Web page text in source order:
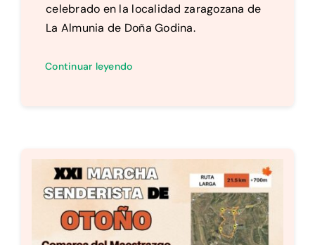
celebrado en la localidad zaragozana de
La Almunia de Doña Godina.
Continuar leyendo